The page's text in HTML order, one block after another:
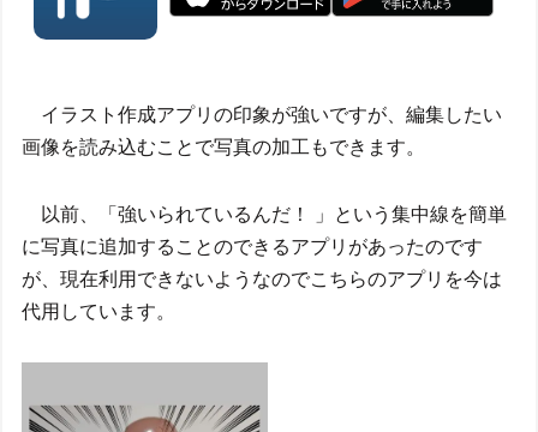
イラスト作成アプリの印象が強いですが、編集したい
画像を読み込むことで写真の加工もできます。
以前、「強いられているんだ！ 」という集中線を簡単
に写真に追加することのできるアプリがあったのです
が、現在利用できないようなのでこちらのアプリを今は
代用しています。